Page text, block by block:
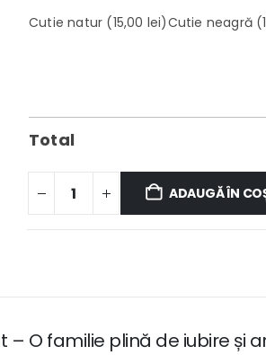
Cutie natur (15,00 lei)Cutie neagră
Total
ADAUGĂ ÎN
– O familie plină de iubire și